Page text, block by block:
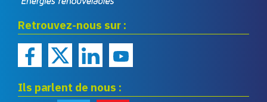
renouvelables
Retrouvez-nous sur :
Ils parlent de nous :